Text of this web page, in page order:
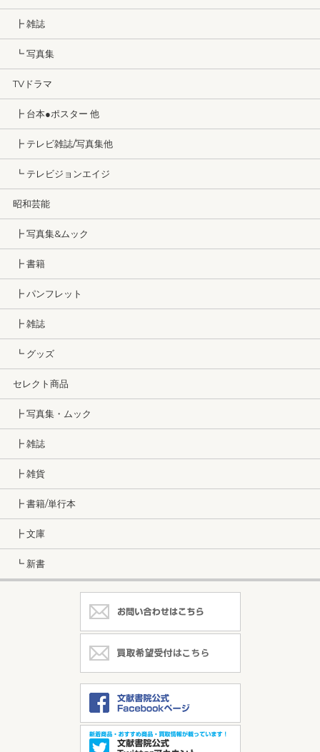
┣ 雑誌
┗ 写真集
TVドラマ
┣ 台本●ポスター 他
┣ テレビ雑誌/写真集他
┗ テレビジョンエイジ
昭和芸能
┣ 写真集&ムック
┣ 書籍
┣ パンフレット
┣ 雑誌
┗ グッズ
セレクト商品
┣ 写真集・ムック
┣ 雑誌
┣ 雑貨
┣ 書籍/単行本
┣ 文庫
┗ 新書